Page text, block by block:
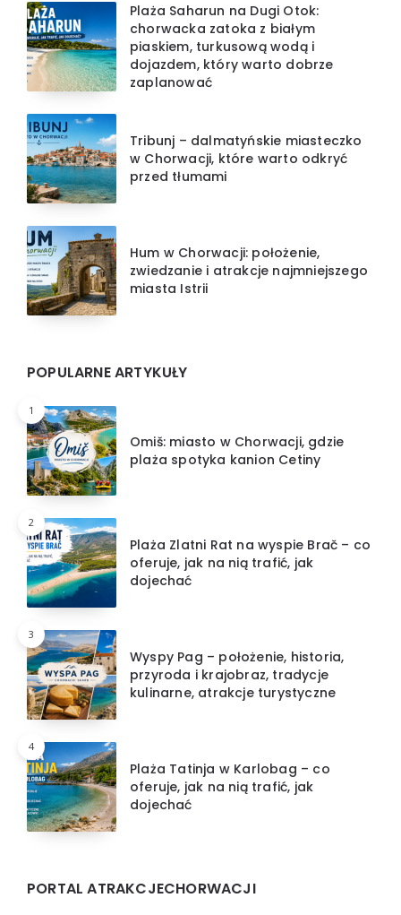
Plaża Saharun na Dugi Otok:
chorwacka zatoka z białym
piaskiem, turkusową wodą i
dojazdem, który warto dobrze
zaplanować
Tribunj – dalmatyńskie miasteczko
w Chorwacji, które warto odkryć
przed tłumami
Hum w Chorwacji: położenie,
zwiedzanie i atrakcje najmniejszego
miasta Istrii
POPULARNE ARTYKUŁY
1
Omiš: miasto w Chorwacji, gdzie
plaża spotyka kanion Cetiny
2
Plaża Zlatni Rat na wyspie Brač – co
oferuje, jak na nią trafić, jak
dojechać
3
Wyspy Pag – położenie, historia,
przyroda i krajobraz, tradycje
kulinarne, atrakcje turystyczne
4
Plaża Tatinja w Karlobag – co
oferuje, jak na nią trafić, jak
dojechać
PORTAL ATRAKCJECHORWACJI